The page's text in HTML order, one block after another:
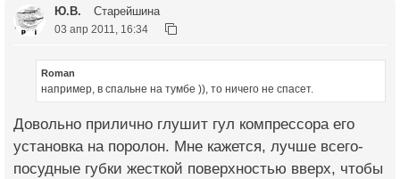
Ю.В. Старейшина
03 апр 2011, 16:34
Roman
например, в спальне на тумбе )), то ничего не спасет.
Довольно прилично глушит гул компрессора его
установка на поролон. Мне кажется, лучше всего-
посудные губки жесткой поверхностью вверх, чтобы